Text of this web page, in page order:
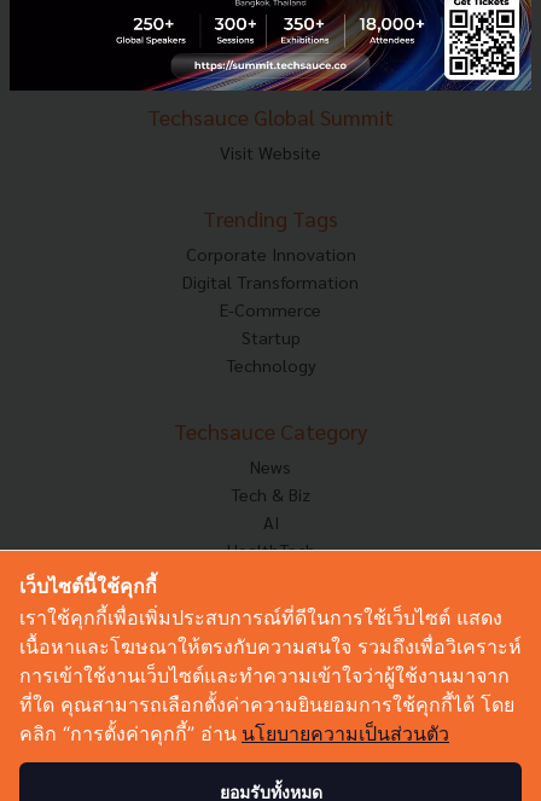
Privacy Policy
ส่งบทความ
Techsauce Global Summit
Visit Website
Trending Tags
Corporate Innovation
Digital Transformation
E-Commerce
Startup
Technology
Techsauce Category
News
Tech & Biz
AI
HealthTech
Corp Innov
Saucy Thoughts
Sustainable
Videos
Podcast
เว็บไซต์นี้ใช้คุกกี้
เราใช้คุกกี้เพื่อเพิ่มประสบการณ์ที่ดีในการใช้เว็บไซต์ แสดง
เนื้อหาและโฆษณาให้ตรงกับความสนใจ รวมถึงเพื่อวิเคราะห์
การเข้าใช้งานเว็บไซต์และทำความเข้าใจว่าผู้ใช้งานมาจาก
ที่ใด คุณสามารถเลือกตั้งค่าความยินยอมการใช้คุกกี้ได้ โดย
คลิก “การตั้งค่าคุกกี้” อ่าน นโยบายความเป็นส่วนตัว
ยอมรับทั้งหมด